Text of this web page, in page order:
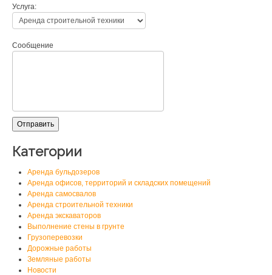
Услуга:
Сообщение
Категории
Аренда бульдозеров
Аренда офисов, территорий и складских помещений
Аренда самосвалов
Аренда строительной техники
Аренда экскаваторов
Выполнение стены в грунте
Грузоперевозки
Дорожные работы
Земляные работы
Новости